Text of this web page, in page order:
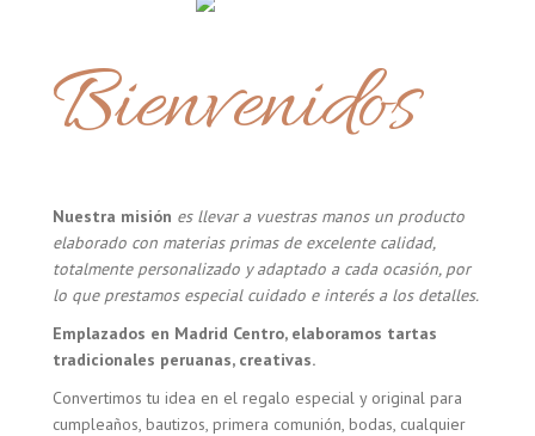
Bienvenidos
Nuestra misión es llevar a vuestras manos un producto
elaborado con materias primas de excelente calidad,
totalmente personalizado y adaptado a cada ocasión, por
lo que prestamos especial cuidado e interés a los detalles.
Emplazados en Madrid Centro, elaboramos tartas
tradicionales peruanas, creativas.
Convertimos tu idea en el regalo especial y original para
cumpleaños, bautizos, primera comunión, bodas, cualquier